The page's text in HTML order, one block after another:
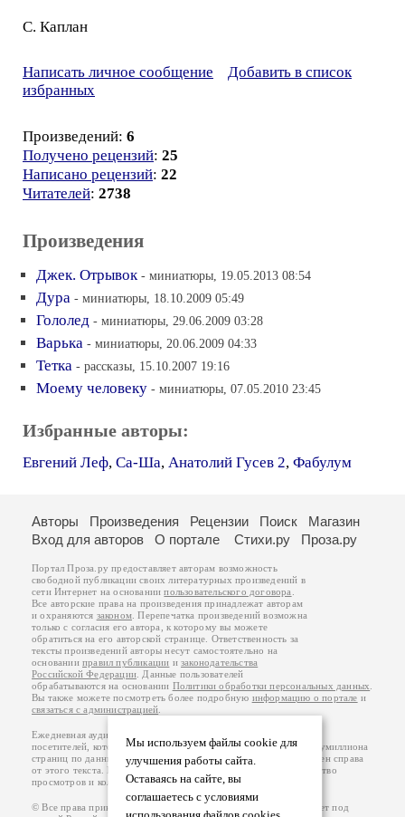
С. Каплан
Написать личное сообщение
Добавить в список
избранных
Произведений: 6
Получено рецензий: 25
Написано рецензий: 22
Читателей: 2738
Произведения
Джек. Отрывок - миниатюры, 19.05.2013 08:54
Дура - миниатюры, 18.10.2009 05:49
Гололед - миниатюры, 29.06.2009 03:28
Варька - миниатюры, 20.06.2009 04:33
Тетка - рассказы, 15.10.2007 19:16
Моему человеку - миниатюры, 07.05.2010 23:45
Избранные авторы:
Евгений Леф, Са-Ша, Анатолий Гусев 2, Фабулум
Мы используем файлы cookie для
улучшения работы сайта.
Оставаясь на сайте, вы
соглашаетесь с условиями
Авторы Произведения Рецензии Поиск
Магазин
Вход для авторов
О портале Стихи.ру Проза.ру
Портал Проза.ру предоставляет авторам возможность
свободной публикации своих литературных произведений в
сети Интернет на основаниипользовательского договора
Все авторские права на произведения принадлежат авторам
и охраняются законом . Перепечатка произведений возможна
только с согласия его автора, к которому вы можете
обратиться на его авторской странице. Ответственность за
тексты произведений авторы несут самостоятельно на
основанииправил публикации изаконодательства
Российской Федерации . Данные пользователей
обрабатываются на основании Политики обработки персональных данных
Вы также можете посмотреть более подробную информацию о портале и
связаться с администрацией
Ежедневная аудитория портала Проза.ру – порядка 100 тысяч
посетителей, которые в общей сумме просматривают более полумиллиона
страниц по данным счетчика посещаемости, который расположен справа
от этого текста. В каждой графе указано по две цифры: количество
просмотров и количество посетителей.
© Все права принадлежат авторам, 2000-2026. Портал работает под